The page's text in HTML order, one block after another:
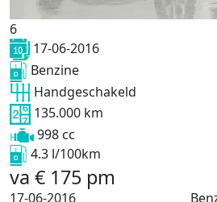
6
17-06-2016
Benzine
Handgeschakeld
135.000 km
998 cc
4.3 l/100km
va € 175 pm
17-06-2016